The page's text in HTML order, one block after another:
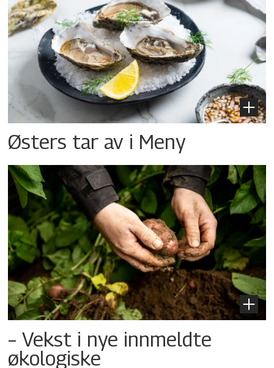
Østers tar av i Meny
– Vekst i nye innmeldte
økologiske